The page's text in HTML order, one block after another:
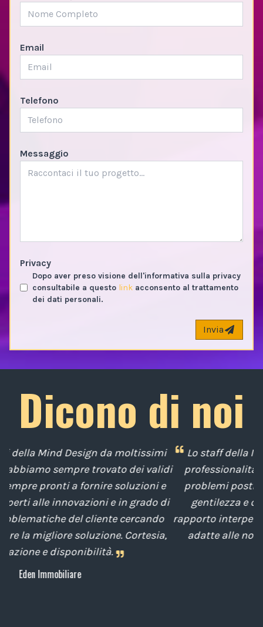
Email
Telefono
Messaggio
Privacy
Dopo aver preso visione dell'informativa sulla privacy
consultabile a questo link acconsento al trattamento
dei dati personali.
Invia
Dicono di noi
Lo staff della Mind Design ci ha mostrato la sua
professionalità nella soluzione tempestiva dei
problemi posti da noi nel corso degli anni, con
gentilezza e disponibilità nella gestione del
rapporto interpersonale, con competenze tecniche
adatte alle nostre esigenze sempre attenti al
cliente.